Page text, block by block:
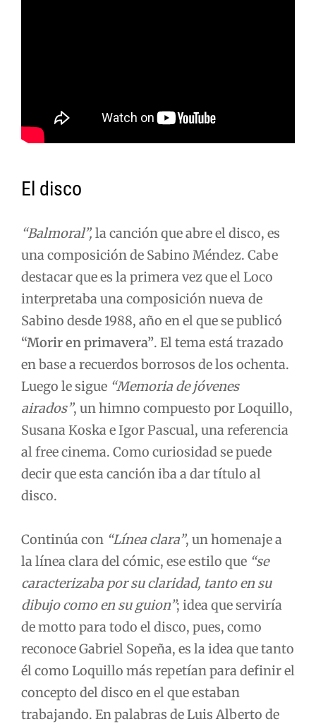
El disco
“Balmoral”, la canción que abre el disco, es
una composición de Sabino Méndez. Cabe
destacar que es la primera vez que el Loco
interpretaba una composición nueva de
Sabino desde 1988, año en el que se publicó
“Morir en primavera”. El tema está trazado
en base a recuerdos borrosos de los ochenta.
Luego le sigue “Memoria de jóvenes
airados”, un himno compuesto por Loquillo,
Susana Koska e Igor Pascual, una referencia
al free cinema. Como curiosidad se puede
decir que esta canción iba a dar título al
disco.
Continúa con “Línea clara”, un homenaje a
la línea clara del cómic, ese estilo que “se
caracterizaba por su claridad, tanto en su
dibujo como en su guion”; idea que serviría
de motto para todo el disco, pues, como
reconoce Gabriel Sopeña, es la idea que tanto
él como Loquillo más repetían para definir el
concepto del disco en el que estaban
trabajando. En palabras de Luis Alberto de